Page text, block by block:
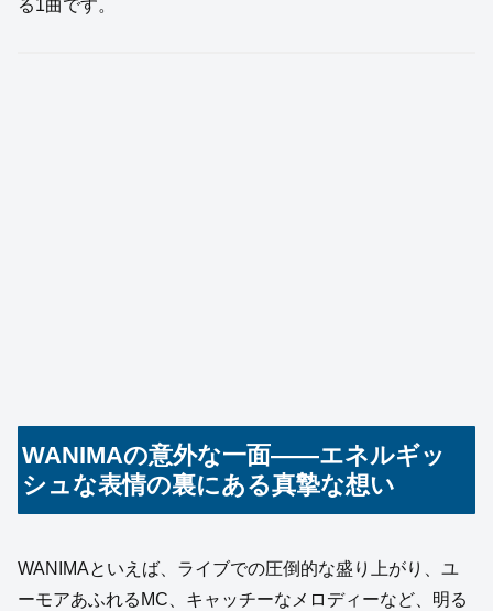
る1曲です。
WANIMAの意外な一面――エネルギッ
シュな表情の裏にある真摯な想い
WANIMAといえば、ライブでの圧倒的な盛り上がり、ユ
ーモアあふれるMC、キャッチーなメロディーなど、明る